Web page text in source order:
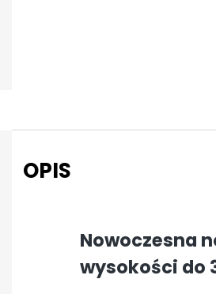
OPIS
Nowoczesna
wysokości do